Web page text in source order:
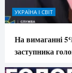
УКРАЇНА І СВІТ
На вимаганні
заступника